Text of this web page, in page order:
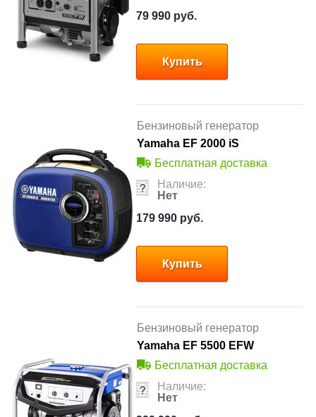
79 990 руб.
Купить
Бензиновый генератор
Yamaha EF 2000 iS
Бесплатная доставка
Наличие:
Нет
179 990 руб.
Купить
Бензиновый генератор
Yamaha EF 5500 EFW
Бесплатная доставка
Наличие:
Нет